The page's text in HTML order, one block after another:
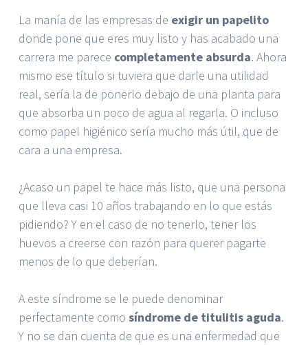
La manía de las empresas de exigir un papelito
donde pone que eres muy listo y has acabado una
carrera me parece completamente absurda. Ahora
mismo ese título si tuviera que darle una utilidad
real, sería la de ponerlo debajo de una planta para
que absorba un poco de agua al regarla. O incluso
como papel higiénico sería mucho más útil, que de
cara a una empresa.
¿Acaso un papel te hace más listo, que una persona
que lleva casi 10 años trabajando en lo que estás
pidiendo? Y en el caso de no tenerlo, tener los
huevos a creerse con razón para querer pagarte
menos de lo que deberían.
A este síndrome se le puede denominar
perfectamente como síndrome de titulitis aguda.
Y no se dan cuenta de que es una enfermedad que